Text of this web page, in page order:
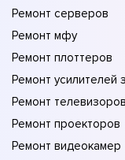
Ремонт серверов
Ремонт мфу
Ремонт плоттеров
Ремонт усилителей
Ремонт телевизоров
Ремонт проекторов
Ремонт видеокамер